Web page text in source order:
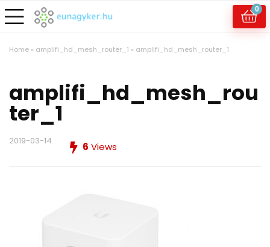
0
Home » amplifi_hd_mesh_router_1 » amplifi_hd_mesh_router_1
amplifi_hd_mesh_rou
ter_1
2019-03-14 6 Views